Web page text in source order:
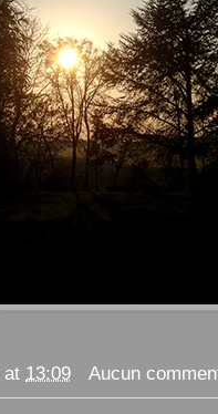
at 13:09 Aucun